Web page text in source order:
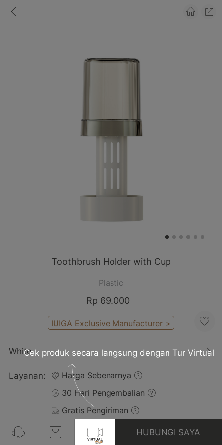
Toothbrush Holder with Cup
Plastic
Rp 69.000
IUIGA Exclusive Manufacturer >
White
Layanan:
Harga Sebenarnya
30 Hari Pengembalian
Gratis Pengiriman
HUBUNGI SAYA
Cek produk secara langsung dengan Tur Virtual